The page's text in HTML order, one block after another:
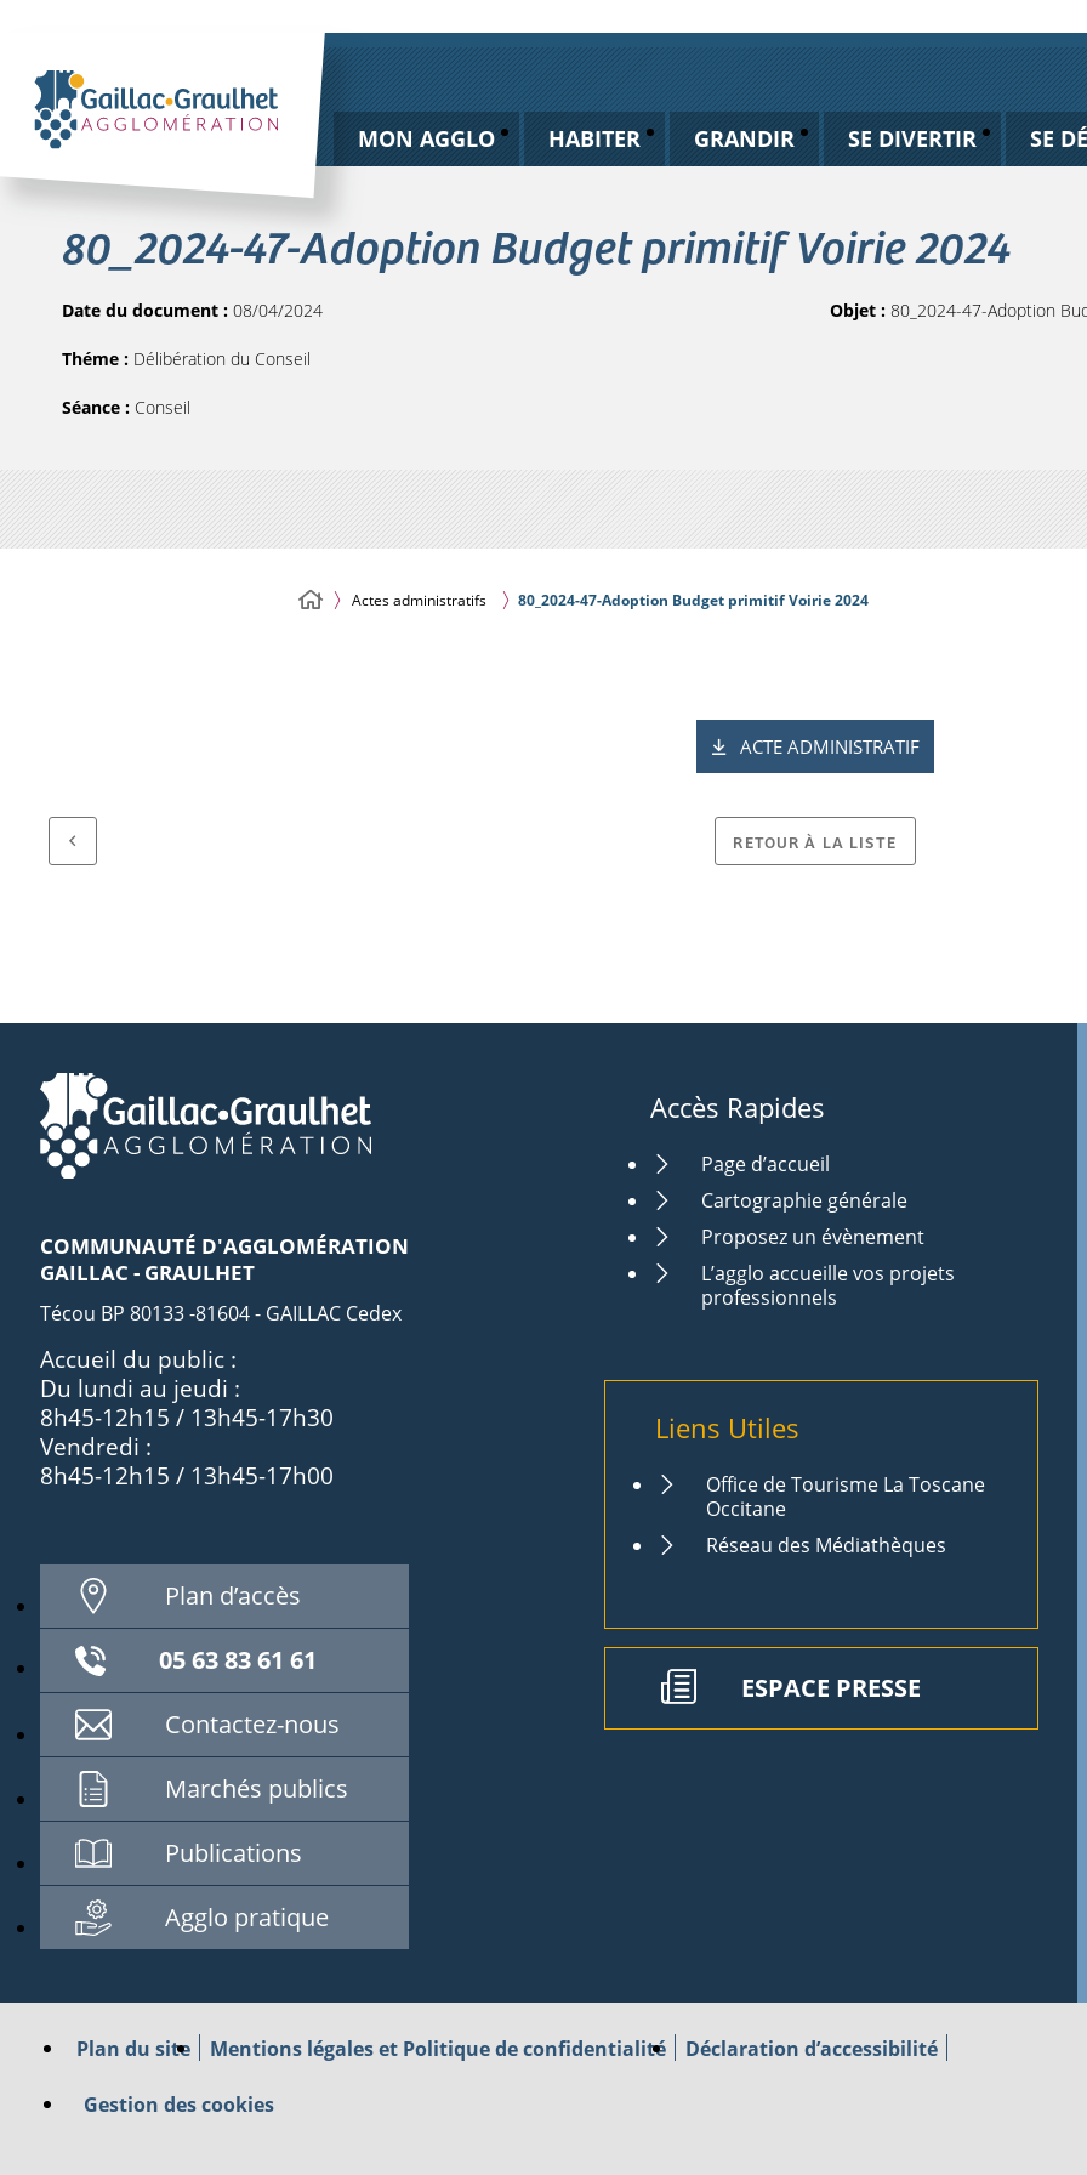
MON AGGLO HABITER GRANDIR SE DIVERTIR SE
80_2024-47-Adoption Budget primitif Voirie 2024
Date du document : 08/04/2024
Théme : Délibération du Conseil
Séance : Conseil
Objet : 80_2024-47-Adoption
Actes administratifs 80_2024-47-Adoption Budget primitif Voirie 2024
ACTE ADMINISTRATIF
RETOUR À LA LISTE
COMMUNAUTÉ D'AGGLOMÉRATION
GAILLAC - GRAULHET
Técou BP 80133 -81604 - GAILLAC Cedex
Accueil du public :
Du lundi au jeudi :
8h45-12h15 / 13h45-17h30
Vendredi :
8h45-12h15 / 13h45-17h00
Plan d’accès
05 63 83 61 61
Contactez-nous
Marchés publics
Publications
Agglo pratique
Accès Rapides
Page d’accueil
Cartographie générale
Proposez un évènement
L’agglo accueille vos projets
professionnels
Liens Utiles
Office de Tourisme La Toscane
Occitane
Réseau des Médiathèques
ESPACE PRESSE
Plan du site Mentions légales et Politique de confidentialité Déclaration d’accessibilité
Gestion des cookies